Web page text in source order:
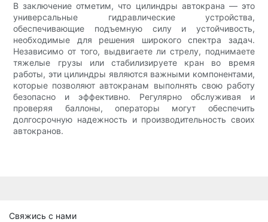
В заключение отметим, что цилиндры автокрана — это
универсальные гидравлические устройства,
обеспечивающие подъемную силу и устойчивость,
необходимые для решения широкого спектра задач.
Независимо от того, выдвигаете ли стрелу, поднимаете
тяжелые грузы или стабилизируете кран во время
работы, эти цилиндры являются важными компонентами,
которые позволяют автокранам выполнять свою работу
безопасно и эффективно. Регулярно обслуживая и
проверяя баллоны, операторы могут обеспечить
долгосрочную надежность и производительность своих
автокранов.
Свяжись с нами